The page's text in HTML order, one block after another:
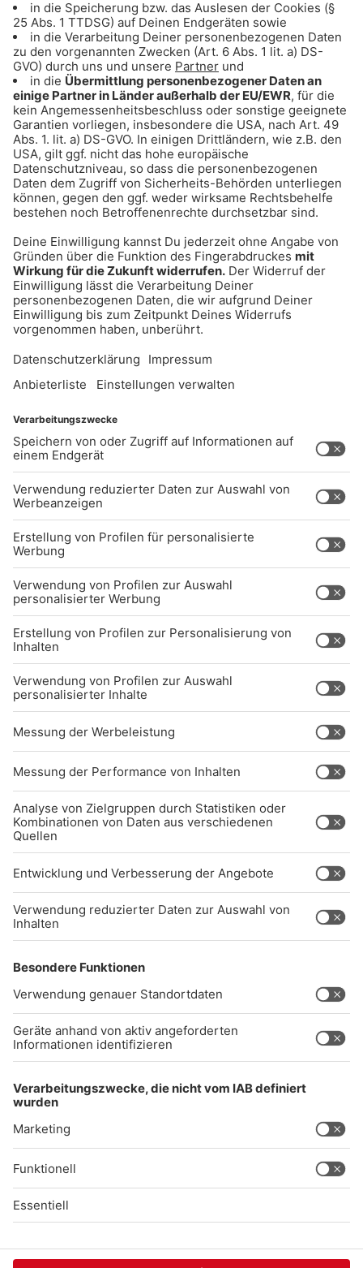
Gong 96.3 2000er Hits
Rihanna, Justin Timberlake & Co.: Der Sound
der Superstars
UNTERNEHMEN
Kontakt
Jobs
Sendeempfang
Über uns
BARRIEREFREIHEIT: WIR ARBEITEN DERZEIT
AKTIV DARAN, UNSERE WEBSITE
BARRIEREFREI ZU GESTALTEN - GEMÄSS D
EN ANFORDERUNGEN DES B
ARRIEREFREIHEITSSTÄRKUNGSGESETZES. W
ENN SIE AUF BARRIEREN STOSSEN ODER UN
NTAKTIEREN SIE UNS GERNE.
Studio-Hotline
(089) 38 38 38 38
info@radiogong.de
Impressum
Audiothek
Unexpected Application Error!
crypto.randomUUID is not a function
TypeError: crypto.randomUUID is not a function
at https://chat-embed.branchly.io/assets/
at https://chat-embed.branchly.io/assets/